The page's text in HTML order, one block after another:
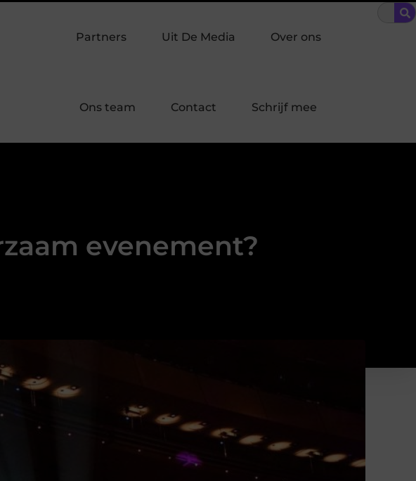
Driehoek: welke inbraakpreventie past bij jouw buurt in Laren? Bescherming
Partners Uit De Media Over ons
Ons team Contact Schrijf mee
evenement?